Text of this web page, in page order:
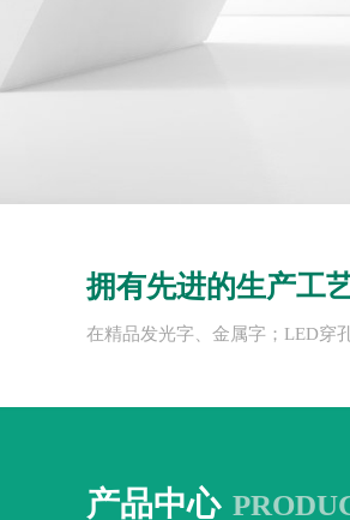
拥有先进的生产工
在精品发光字、金属字；LED穿
产品中心